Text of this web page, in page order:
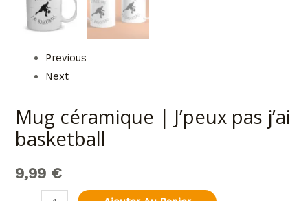
Previous
Next
Mug céramique | J’peux pas j’ai
basketball
9,99 €